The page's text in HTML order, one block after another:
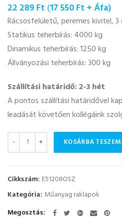
22 289Ft (17 550Ft + Áfa)
Rácsosfelületű, peremes kivitel,
Statikus teherbírás: 4000 kg
Dinamikus teherbírás: 1250 kg
Állványozási teherbírás: 300 kg
Szállítási határidő: 2-3 hét
A pontos szállítási határidővel
leadását követően kollégáink
Mennyiség KOSÁRBA TESZEM
Cikkszám: E51208OSZ
Kategória: Műanyag raklapok
Megosztás